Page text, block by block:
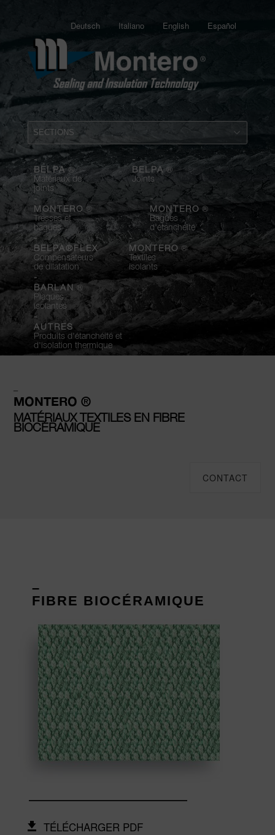
Español
English
Italiano
Deutsch
-
BELPA®
Matériaux de
joints
-
BELPA ®
Joints
-
MONTERO ®
Tresses et
bagues
-
MONTERO ®
Bagues
d'étanchéité
-
BELPA®FLEX
Compensateurs
de dilatation
-
MONTERO ®
Textiles
isolants
-
BARLAN ®
Plaques
isolantes
-
AUTRES
Produits d'étanchéité et
d'isolation thermique
–
MONTERO ®
MATÉRIAUX TEXTILES EN FIBRE
BIOCÉRAMIQUE
CONTACT
–
FIBRE BIOCÉRAMIQUE
TÉLÉCHARGER PDF